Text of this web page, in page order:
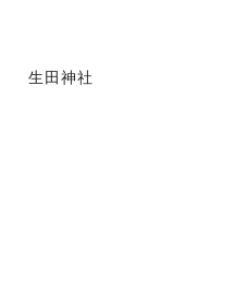
生田神社